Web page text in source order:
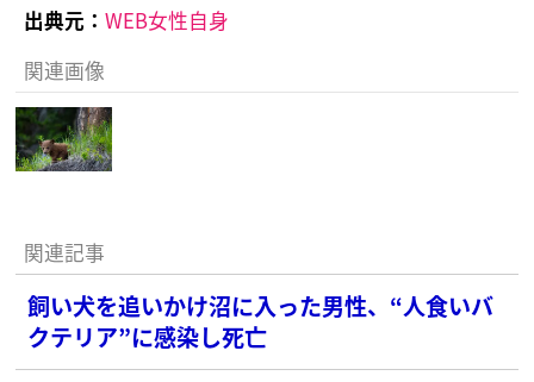
出典元： WEB女性自身
関連画像
関連記事
飼い犬を追いかけ沼に入った男性、“人食いバ
クテリア”に感染し死亡